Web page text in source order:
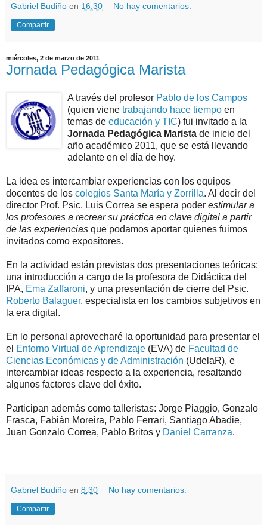
Gabriel Budiño en 16:30 No hay comentarios:
Compartir
miércoles, 2 de marzo de 2011
Jornada Pedagógica Marista
A través del profesor Pablo de los Campos
(quien viene trabajando hace tiempo en
temas de educación y TIC) fui invitado a la
Jornada Pedagógica Marista de inicio del
año académico 2011, que se está llevando
adelante en el día de hoy.
La idea es intercambiar experiencias con los equipos
docentes de los colegios Santa María y Zorrilla. Al decir del
director Prof. Psic. Luis Correa se espera poder estimular a
los profesores a recrear su práctica en clave digital a partir
de las experiencias que podamos aportar quienes fuimos
invitados como expositores.
En la actividad están previstas dos presentaciones teóricas:
una introducción a cargo de la profesora de Didáctica del
IPA, Ema Zaffaroni, y una presentación de cierre del Psic.
Roberto Balaguer, especialista en los cambios subjetivos en
la era digital.
En lo personal aprovecharé la oportunidad para presentar el
el Entorno Virtual de Aprendizaje (EVA) de Facultad de
Ciencias Económicas y de Administración (UdelaR), e
intercambiar ideas respecto a la experiencia, resaltando
algunos factores clave del éxito.
Participan además como talleristas: Jorge Piaggio, Gonzalo
Frasca, Fabián Moreira, Pablo Ferrari, Santiago Abadie,
Juan Gonzalo Correa, Pablo Britos y Daniel Carranza.
Gabriel Budiño en 8:30 No hay comentarios:
Compartir